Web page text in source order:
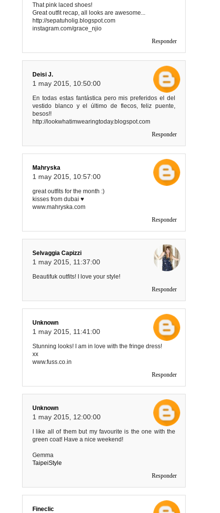
That pink laced shoes!
Great outfit recap, all looks are awesome...
http://sepatuholig.blogspot.com
instagram.com/grace_njio
Responder
Deisi J.
1 may 2015, 10:50:00
En todas estas fantástica pero mis preferidos el del
vestido blanco y el último de flecos, feliz puente,
besos!!
http://lookwhatimwearingtoday.blogspot.com
Responder
Mahryska
1 may 2015, 10:57:00
great outfits for the month :)
kisses from dubai ♥
www.mahryska.com
Responder
Selvaggia Capizzi
1 may 2015, 11:37:00
Beautifuk outfits! I love your style!
Responder
Unknown
1 may 2015, 11:41:00
Stunning looks! I am in love with the fringe dress!
xx
www.fuss.co.in
Responder
Unknown
1 may 2015, 12:00:00
I like all of them but my favourite is the one with the
green coat! Have a nice weekend!
Gemma
TaipeiStyle
Responder
Fineclic